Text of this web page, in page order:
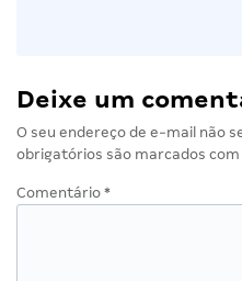
Deixe um
O seu endereço de e-mail não
obrigatórios são marcados com
Comentário *